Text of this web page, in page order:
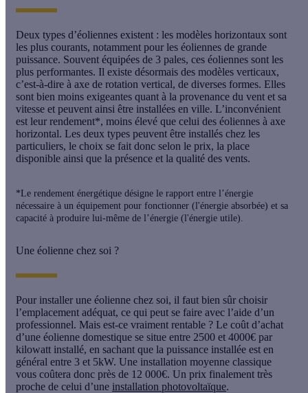
Deux types d’éoliennes existent : les modèles horizontaux sont
les plus courants, notamment pour les éoliennes de grande
puissance. Souvent équipées de 3 pales, ces éoliennes sont les
plus performantes. Il existe désormais des modèles verticaux,
c’est-à-dire à axe de rotation vertical, de diverses formes. Elles
sont bien moins exigeantes quant à la provenance du vent et sa
vitesse et peuvent ainsi être installées en ville. L’inconvénient
est leur rendement*, moins élevé que celui des éoliennes à axe
horizontal. Les deux types peuvent être installés chez les
particuliers, le choix se fait donc selon le prix, la place
disponible ainsi que la présence et la qualité des vents.
*Le rendement énergétique désigne le rapport entre l’énergie
nécessaire à un équipement pour fonctionner (l'énergie absorbée) et sa
capacité à produire lui-même de l’énergie (l'énergie utile).
Une éolienne chez soi ?
Pour installer une éolienne chez soi, il faut bien sûr choisir
l’emplacement adéquat, ce qui peut se faire avec l’aide d’un
professionnel. Mais est-ce vraiment rentable ? Le coût d’achat
d’une éolienne domestique se situe entre 2500 et 4000€ par
kilowatt installé, en sachant que la puissance installée est en
général entre 3 et 5kW. Une installation moyenne classique
vous coûtera donc près de 12 000€. Un prix finalement très
proche de celui d’une installation photovoltaïque.